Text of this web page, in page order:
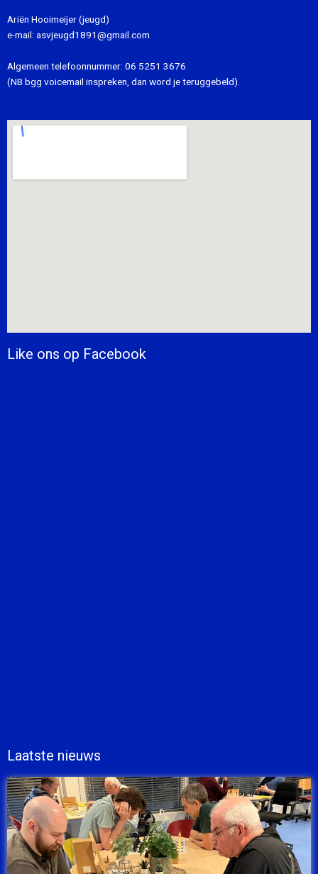
Ariën Hooimeijer (jeugd)
e-mail: asvjeugd1891@gmail.com
Algemeen telefoonnummer: 06 5251 3676
(NB bgg voicemail inspreken, dan word je teruggebeld).
Like ons op Facebook
Laatste nieuws